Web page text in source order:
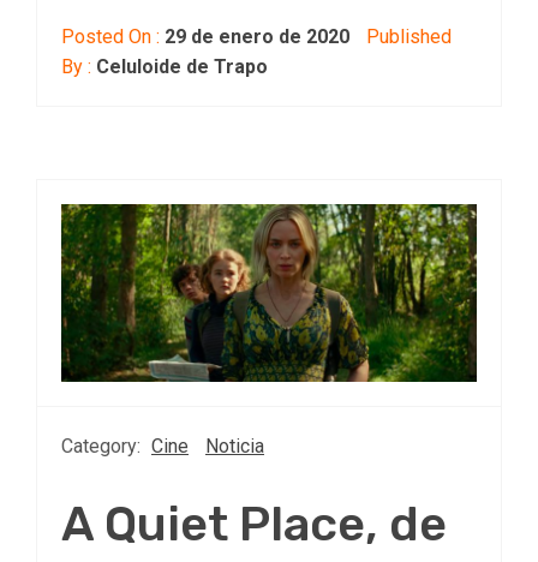
Posted On : 29 de enero de 2020
Published
By : Celuloide de Trapo
Category: Cine Noticia
A Quiet Place, de